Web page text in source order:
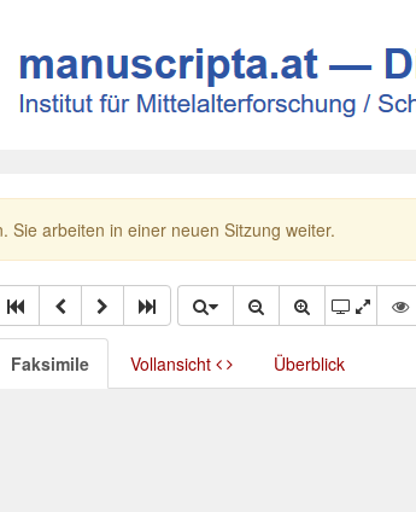
Sie arbeiten in einer neuen Sitzung weiter.
Faksimile Vollansicht Überblick